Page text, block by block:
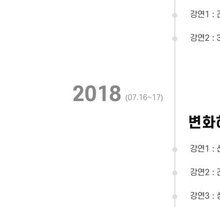
강연1 :
강연2 :
2018 (07.16~17)
변
강연1 :
강연2 :
강연3 :